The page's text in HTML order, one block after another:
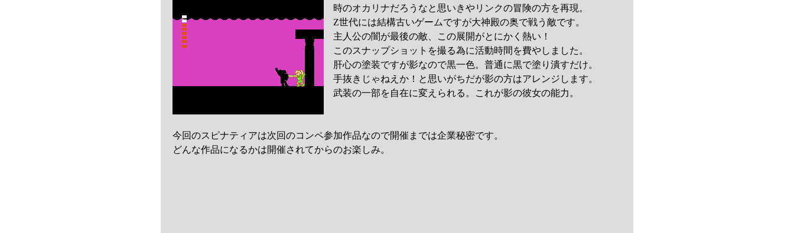
時のオカリナだろうなと思いきやリンクの冒険の方を再現。
Z世代には結構古いゲームですが大神殿の奥で戦う敵です。
主人公の闇が最後の敵、この展開がとにかく熱い！
このスナップショットを撮る為に活動時間を費やしました。
肝心の塗装ですが影なので黒一色。普通に黒で塗り潰すだけ。
手抜きじゃねえか！と思いがちだが影の方はアレンジします。
武装の一部を自在に変えられる。これが影の彼女の能力。
今回のスピナティアは次回のコンペ参加作品なので開催までは企業秘密です。
どんな作品になるかは開催されてからのお楽しみ。